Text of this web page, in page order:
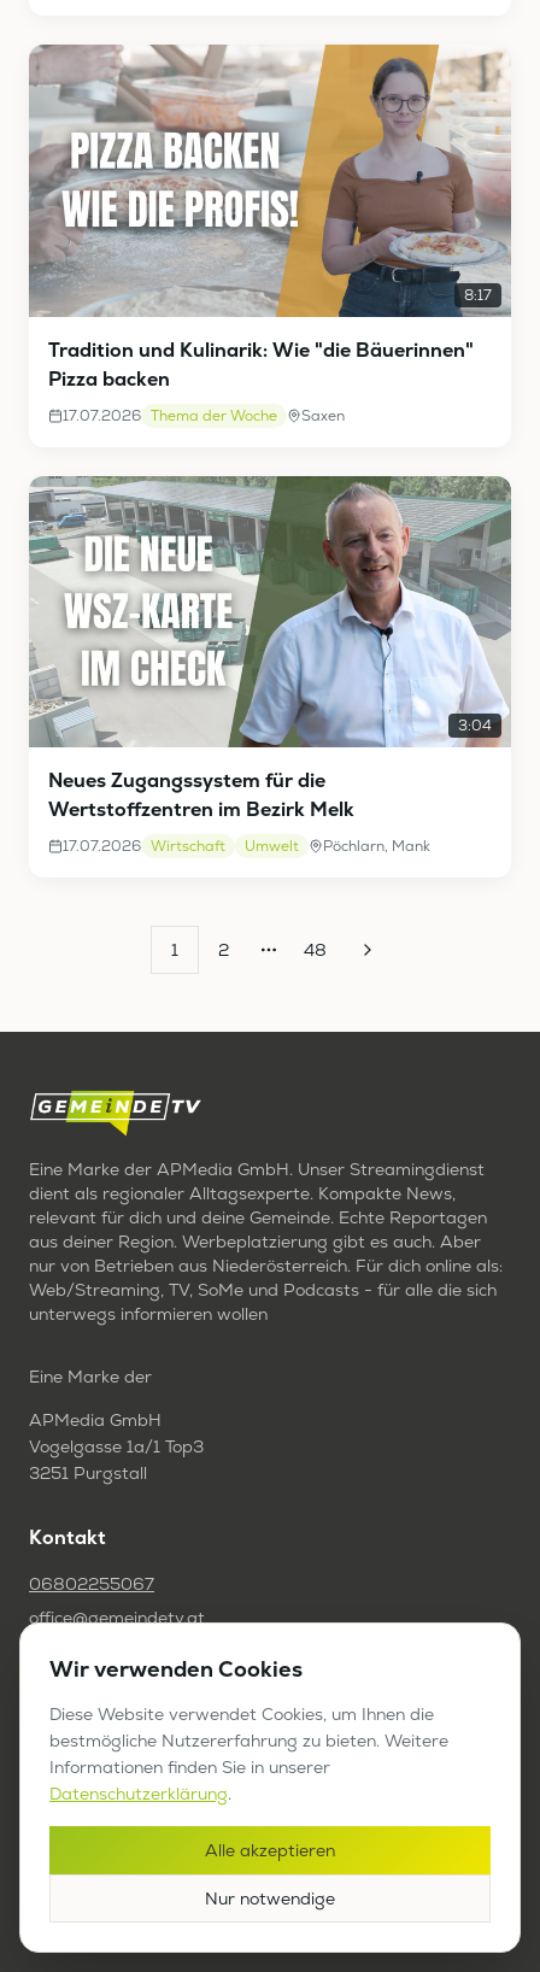
8:17
Tradition und Kulinarik: Wie "die Bäuerinnen"
Pizza backen
17.07.2026 Thema der Woche Saxen
3:04
Neues Zugangssystem für die
Wertstoffzentren im Bezirk Melk
17.07.2026 Wirtschaft Umwelt Pöchlarn, Mank
1 2 More pages
48
Eine Marke der APMedia GmbH. Unser Streamingdienst
dient als regionaler Alltagsexperte. Kompakte News,
relevant für dich und deine Gemeinde. Echte Reportagen
aus deiner Region. Werbeplatzierung gibt es auch. Aber
nur von Betrieben aus Niederösterreich. Für dich online als:
Web/Streaming, TV, SoMe und Podcasts - für alle die sich
unterwegs informieren wollen
Eine Marke der
APMedia GmbH
Vogelgasse 1a/1 Top3
3251 Purgstall
Kontakt
06802255067
office@gemeindetv.at
FAQ
IMPRESSUM
DATENSCHUTZ
Werben auf GemeindeTV
Wir verwenden Cookies
Diese Website verwendet Cookies, um Ihnen die
bestmögliche Nutzererfahrung zu bieten. Weitere
Informationen finden Sie in unserer
Datenschutzerklärung.
Alle akzeptieren
Nur notwendige